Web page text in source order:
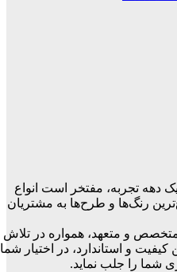
دهه تجربه، مفتخر است انواع
رنگ‌ها و طرح‌ها به مشتریان
و متعهد، همواره در تلاش
و استاندارد، در اختیار شما
شما را جلب نماید.